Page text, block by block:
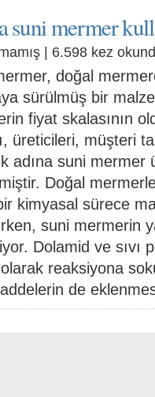
mermer
| 6.598 kez
doğal
sürülmüş bir
fiyat skalasının
üreticileri, müşteri
adına suni mermer
Doğal
kimyasal sürece
suni mermerin
Dolamid ve sıvı
reaksiyona
de